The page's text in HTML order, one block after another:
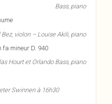
Bass, piano
violon – Louise Akili, piano
fa mineur D. 940
Hourt et Orlando Bass, piano
Swinnen à 16h30